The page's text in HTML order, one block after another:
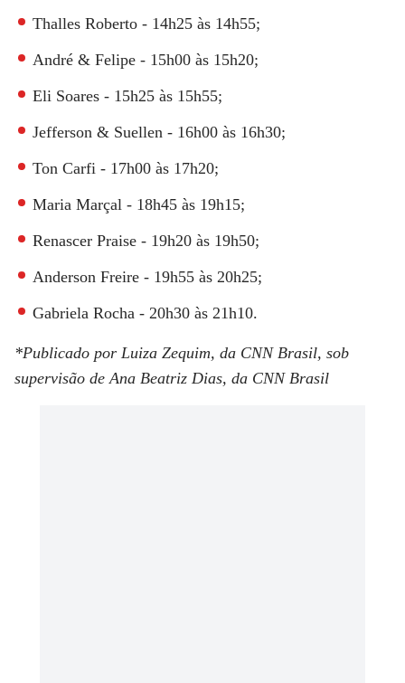
Thalles Roberto - 14h25 às 14h55;
André & Felipe - 15h00 às 15h20;
Eli Soares - 15h25 às 15h55;
Jefferson & Suellen - 16h00 às 16h30;
Ton Carfi - 17h00 às 17h20;
Maria Marçal - 18h45 às 19h15;
Renascer Praise - 19h20 às 19h50;
Anderson Freire - 19h55 às 20h25;
Gabriela Rocha - 20h30 às 21h10.
*Publicado por Luiza Zequim, da CNN Brasil, sob
supervisão de Ana Beatriz Dias, da CNN Brasil